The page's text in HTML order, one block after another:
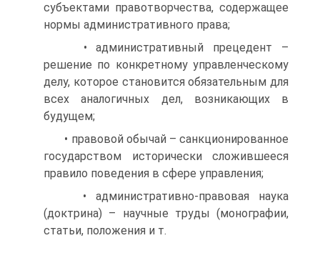
субъектами правотворчества, содержащее
нормы административного права;
• административный прецедент –
решение по конкретному управленческому
делу, которое становится обязательным для
всех аналогичных дел, возникающих в
будущем;
• правовой обычай – санкционированное
государством исторически сложившееся
правило поведения в сфере управления;
• административно-правовая наука
(доктрина) – научные труды (монографии,
статьи, положения и т.